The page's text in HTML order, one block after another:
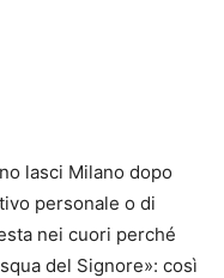
lasci Milano dopo
personale o di
nei cuori perché
del Signore»: così